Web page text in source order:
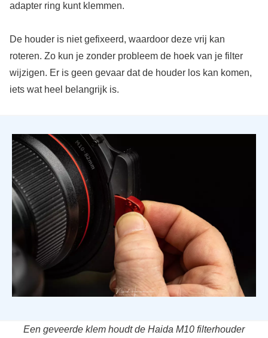
adapter ring kunt klemmen.
De houder is niet gefixeerd, waardoor deze vrij kan
roteren. Zo kun je zonder probleem de hoek van je filter
wijzigen. Er is geen gevaar dat de houder los kan komen,
iets wat heel belangrijk is.
Een geveerde klem houdt de Haida M10 filterhouder